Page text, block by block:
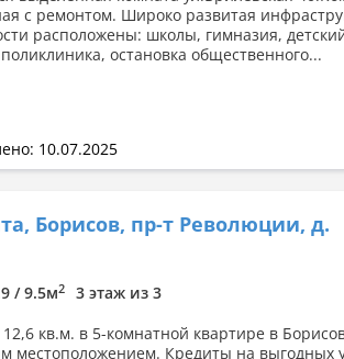
с ремонтом. Широко развитая
расположены: школы, гимназия,
остановка общественного...
10.07.2025
Борисов, пр-т Революции, д.
/ 9.5м2
3 этаж из 3
кв.м. в 5-комнатной квартире в
местоположением. Кредиты на выгодных